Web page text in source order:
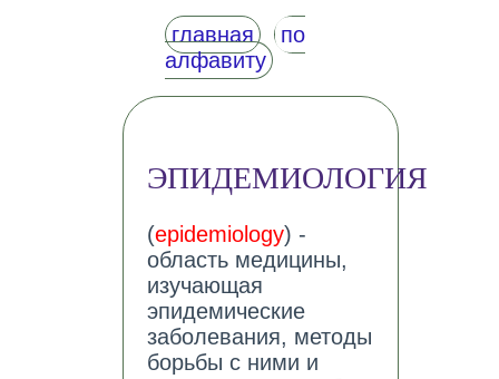
главная
по
алфавиту
ЭПИДЕМИОЛОГИЯ
(epidemiology) -
область медицины,
изучающая
эпидемические
заболевания, методы
борьбы с ними и